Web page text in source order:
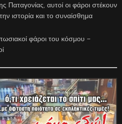
Παταγονίας, αυτοί οι φάροι στέκουν
ιστορία και το συναίσθημα
φάροι του κόσμου –